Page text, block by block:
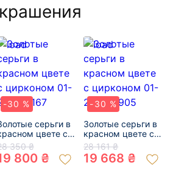
-30 %
серьги в
цвете с
01-
350 ₴
800 ₴
-30 %
Золотые серьги в
красном цвете с
цирконом 01-
200214905
28 161 ₴
19 668 ₴